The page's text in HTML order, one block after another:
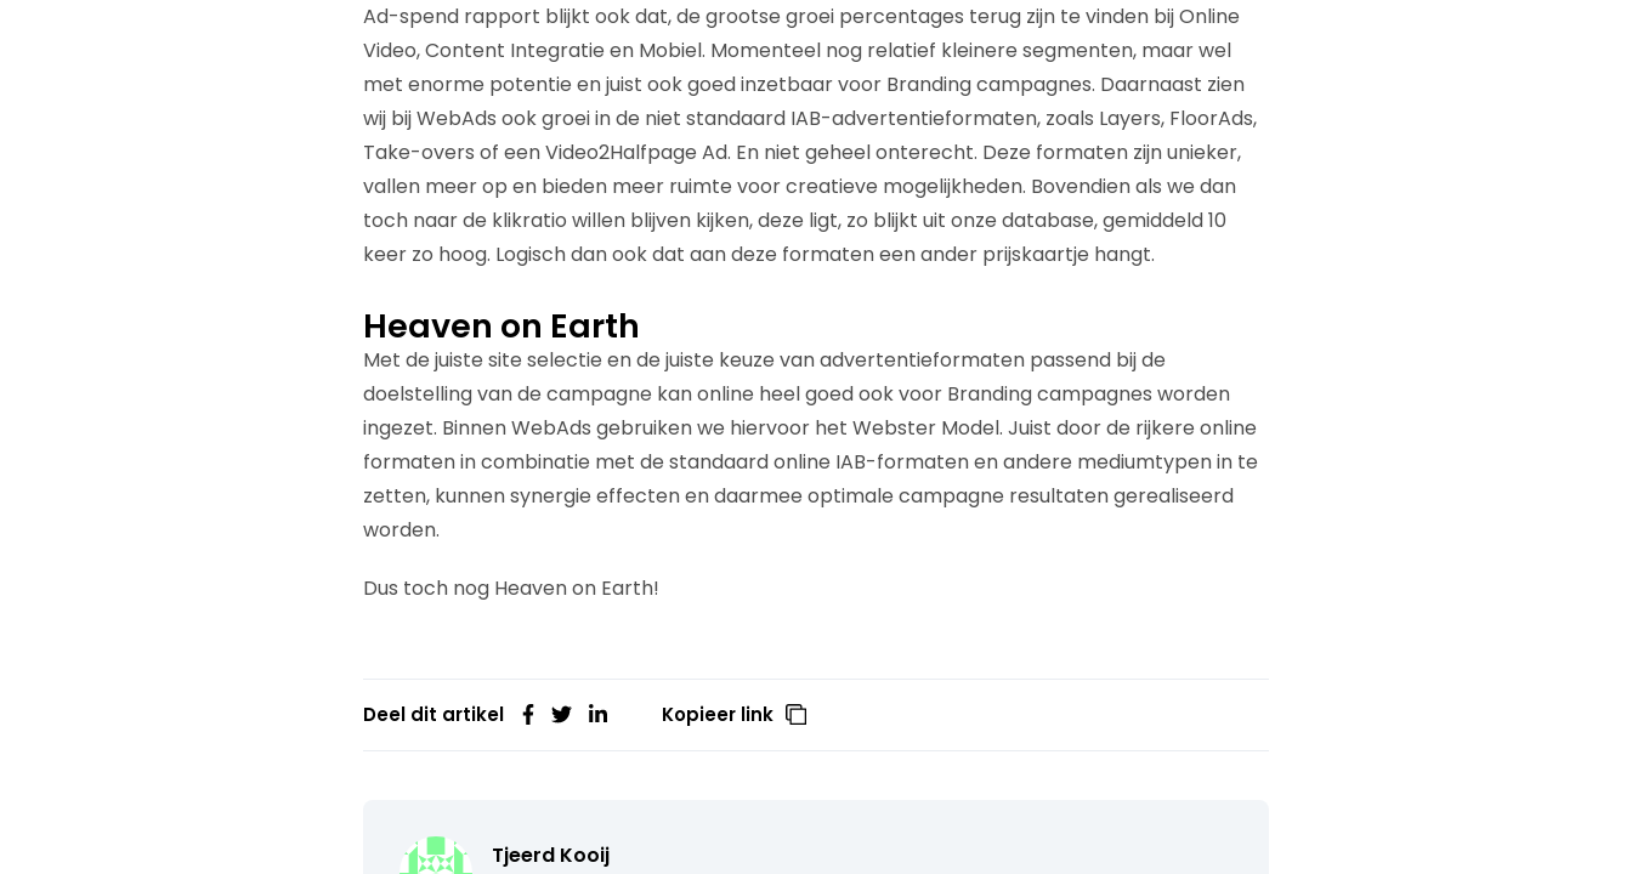
Ad-spend rapport blijkt ook dat, de grootse groei percentages terug zijn te vinden bij Online
Video, Content Integratie en Mobiel. Momenteel nog relatief kleinere segmenten, maar wel
met enorme potentie en juist ook goed inzetbaar voor Branding campagnes. Daarnaast zien
wij bij WebAds ook groei in de niet standaard IAB-advertentieformaten, zoals Layers, FloorAds,
Take-overs of een Video2Halfpage Ad. En niet geheel onterecht. Deze formaten zijn unieker,
vallen meer op en bieden meer ruimte voor creatieve mogelijkheden. Bovendien als we dan
toch naar de klikratio willen blijven kijken, deze ligt, zo blijkt uit onze database, gemiddeld 10
keer zo hoog. Logisch dan ook dat aan deze formaten een ander prijskaartje hangt.
Heaven on Earth
Met de juiste site selectie en de juiste keuze van advertentieformaten passend bij de
doelstelling van de campagne kan online heel goed ook voor Branding campagnes worden
ingezet. Binnen WebAds gebruiken we hiervoor het Webster Model. Juist door de rijkere online
formaten in combinatie met de standaard online IAB-formaten en andere mediumtypen in te
zetten, kunnen synergie effecten en daarmee optimale campagne resultaten gerealiseerd
worden.
Dus toch nog Heaven on Earth!
Deel dit artikel Kopieer link
Tjeerd Kooij